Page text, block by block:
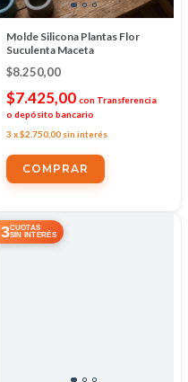
Molde Silicona Plantas Flor
Suculenta Maceta
$8.250,00
$7.425,00 con Transferencia
o depósito bancario
3 x$2.750,00 sin interés
3CUOTAS
SIN INTERÉS